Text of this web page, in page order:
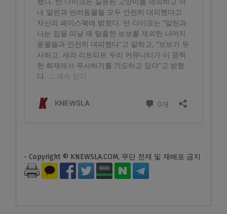
- Copyright © KNEWSLA.COM, 무단 전재 및 재배포 금지